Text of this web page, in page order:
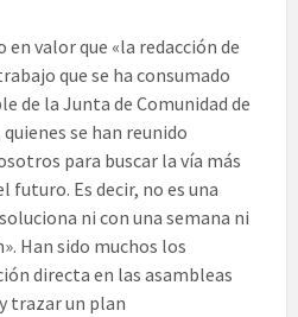
valor que «la redacción de
que se ha consumado
de la Junta de Comunidad de
se han reunido
para buscar la vía más
futuro. Es decir, no es una
ni con una semana ni
Han sido muchos los
directa en las asambleas
trazar un plan